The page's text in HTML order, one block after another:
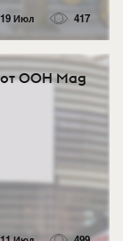
19 Июл 417
OOH Mag